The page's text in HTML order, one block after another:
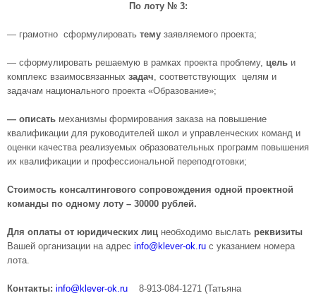
По лоту № 3:
— грамотно сформулировать тему заявляемого проекта;
— сформулировать решаемую в рамках проекта проблему, цель и
комплекс взаимосвязанных задач, соответствующих целям и
задачам национального проекта «Образование»;
— описать механизмы формирования заказа на повышение
квалификации для руководителей школ и управленческих команд и
оценки качества реализуемых образовательных программ повышения
их квалификации и профессиональной переподготовки;
Стоимость консалтингового сопровождения одной проектной
команды по одному лоту – 30000 рублей.
Для оплаты от юридических лиц необходимо выслать реквизиты
Вашей организации на адрес info@ klever-ok.ru с указанием номера
лота.
Контакты: info@klever-ok.ru 8-913-084-1271 (Татьяна